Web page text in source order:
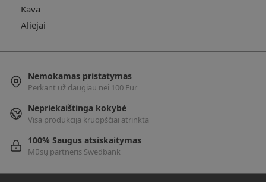
Kava
Aliejai
Nemokamas pristatymas
Perkant už daugiau nei 100 Eur
Nepriekaištinga kokybė
Visa produkcija kruopščiai atrinkta
100% Saugus atsiskaitymas
Mūsų partneris Swedbank